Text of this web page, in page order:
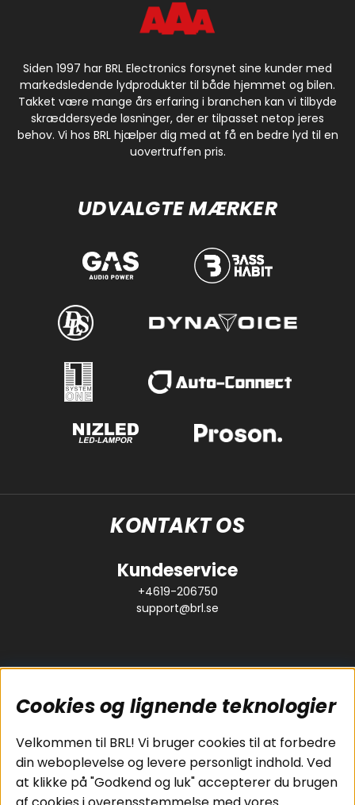
Siden 1997 har BRL Electronics forsynet sine kunder med
markedsledende lydprodukter til både hjemmet og bilen.
Takket være mange års erfaring i branchen kan vi tilbyde
skræddersyede løsninger, der er tilpasset netop jeres
behov. Vi hos BRL hjælper dig med at få en bedre lyd til en
uovertruffen pris.
UDVALGTE MÆRKER
KONTAKT OS
Kundeservice
+4619-206750
support@brl.se
Populære sider
Pakkeløsninger
Bilstereo
Højttalere
Kundeservice
Cookies
Handelsbetingelser
Personvernpolicy
Cookies og lignende teknologier
Velkommen til BRL! Vi bruger cookies til at forbedre
din weboplevelse og levere personligt indhold. Ved
at klikke på "Godkend og luk" accepterer du brugen